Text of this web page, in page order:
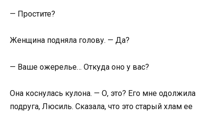
— Простите?
Женщина подняла голову. — Да?
— Ваше ожерелье… Откуда оно у вас?
Она коснулась кулона. — О, это? Его мне одолжила
подруга, Люсиль. Сказала, что это старый хлам ее